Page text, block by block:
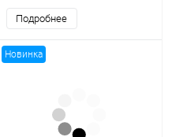
Подробнее
Новинка